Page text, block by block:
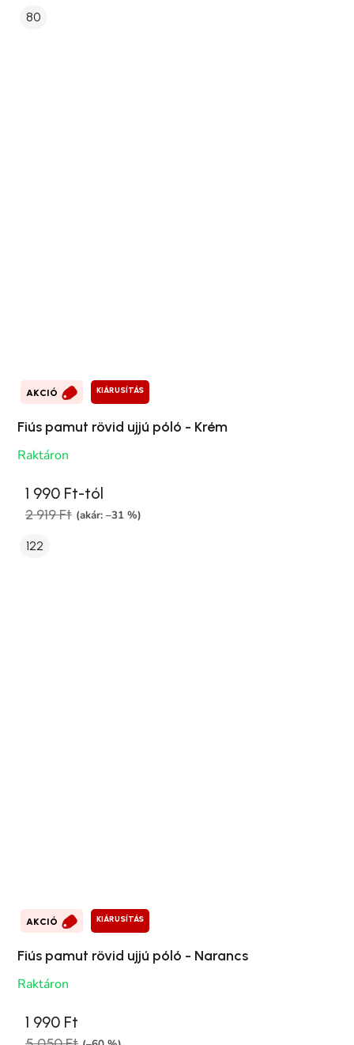
80
AKCIÓ KIÁRUSÍTÁS
Fiús pamut rövid ujjú póló - Krém
Raktáron
1 990 Ft-tól
2 919 Ft (akár: –31 %)
122
AKCIÓ KIÁRUSÍTÁS
Fiús pamut rövid ujjú póló - Narancs
Raktáron
1 990 Ft